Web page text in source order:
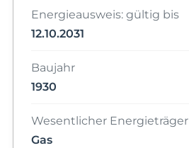
Energieausweis: gültig bis
12.10.2031
Baujahr
1930
Wesentlicher Energieträger
Gas